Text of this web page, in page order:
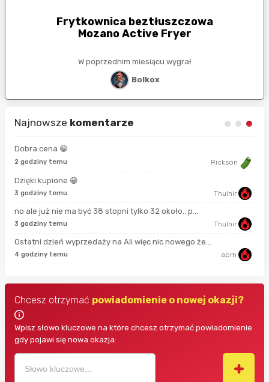
Frytkownica beztłuszczowa
Mozano Active Fryer
W poprzednim miesiącu wygrał
Bolkox
Najnowsze komentarze
Dobra cena 😁
2 godziny temu Rickson
Dzięki kupione 😁
3 godziny temu Thulnir
no ale już nie ma być 38 stopni tylko 32 około.. p...
3 godziny temu Thulnir
Ostatni dzień wyprzedaży na Ali więc nic nowego że...
4 godziny temu apm
Chcesz otrzymać powiadomienie o nowej okazji?
Wpisz słowo kluczowe na które chcesz otrzymać powiadomienie
gdy pojawi się nowa okazja: